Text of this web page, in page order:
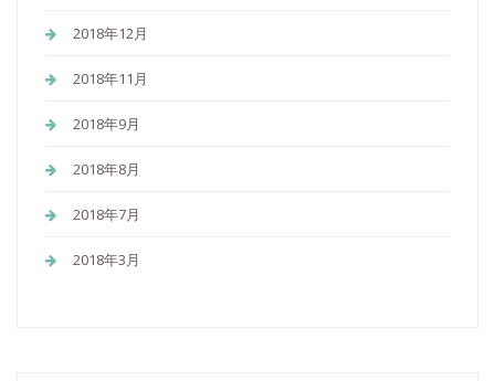
2018年12月
2018年11月
2018年9月
2018年8月
2018年7月
2018年3月